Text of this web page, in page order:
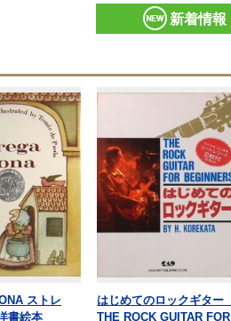
新着情報
ストレ
絵本
はじめてのロックギター
THE ROCK GUITAR FOR